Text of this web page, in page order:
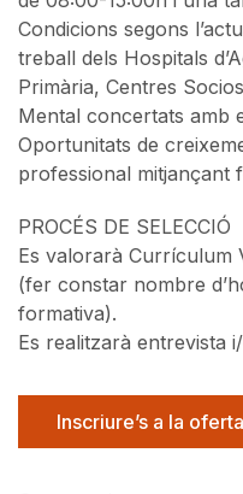
Condicions segons
treball dels Hospitals
Primària, Centres
Mental concertats amb
Oportunitats de
professional mitjançant
PROCÉS DE SELECCIÓ
Es valorarà Currículum
(fer constar nombre
formativa).
Es realitzarà entrevista
Inscriure’s a la oferta